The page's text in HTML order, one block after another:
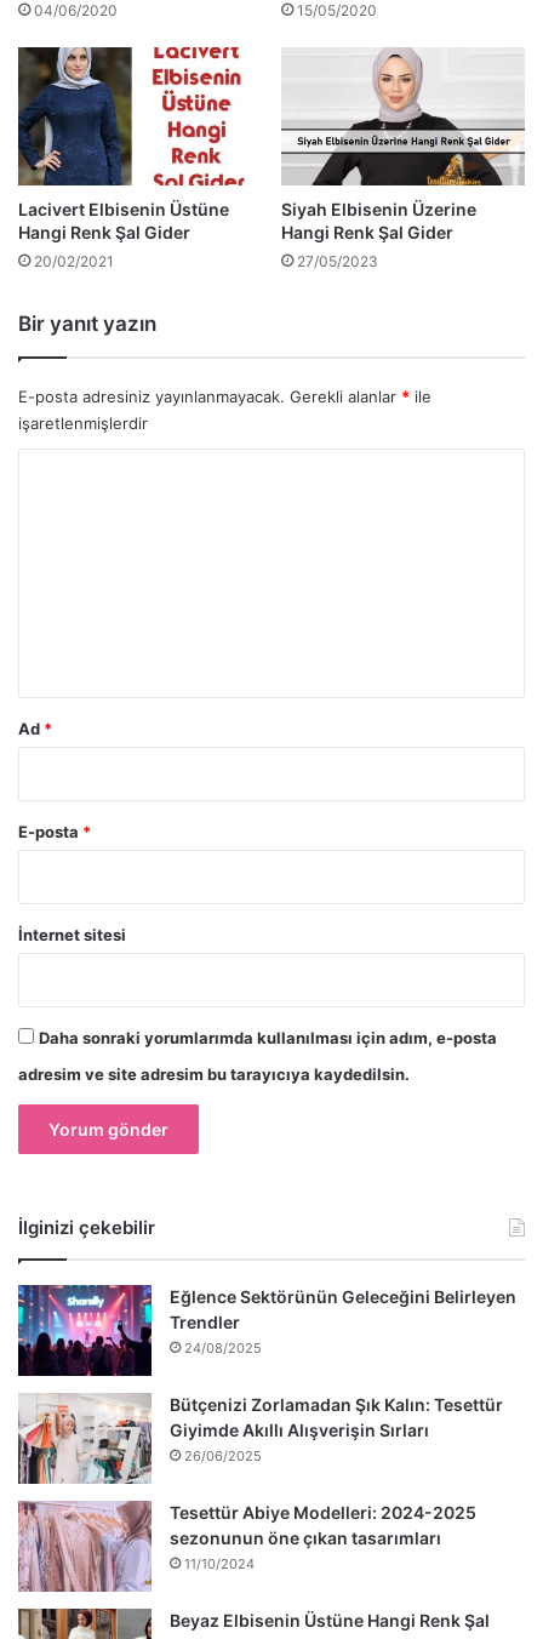
04/06/2020 15/05/2020
Lacivert Elbisenin Üstüne
Hangi Renk Şal Gider
20/02/2021
Siyah Elbisenin Üzerine
Hangi Renk Şal Gider
27/05/2023
Bir yanıt yazın
E-posta adresiniz yayınlanmayacak. Gerekli alanlar * ile
işaretlenmişlerdir
Ad *
E-posta *
İnternet sitesi
Daha sonraki yorumlarımda kullanılması için adım, e-posta
adresim ve site adresim bu tarayıcıya kaydedilsin.
İlginizi çekebilir
Eğlence Sektörünün Geleceğini Belirleyen
Trendler
24/08/2025
Bütçenizi Zorlamadan Şık Kalın: Tesettür
Giyimde Akıllı Alışverişin Sırları
26/06/2025
Tesettür Abiye Modelleri: 2024-2025
sezonunun öne çıkan tasarımları
11/10/2024
Beyaz Elbisenin Üstüne Hangi Renk Şal